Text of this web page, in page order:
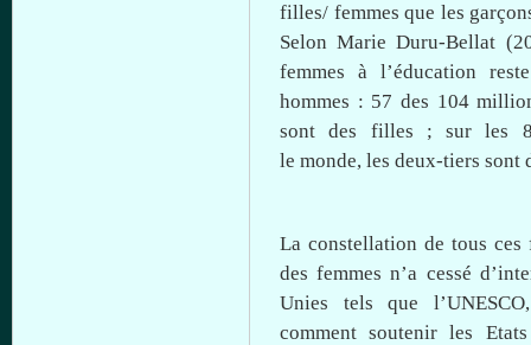
filles/ femmesque les
Selon MarieDuru-Bellat
femmes à l’éducation
reste
hommes : 57 des 104
sont des filles ;sur les
le monde, les deux-tiers sont
La constellation detous ces
des femmesn’a cessé
Unies
tels que l’UNESCO
commentsoutenir les Etats